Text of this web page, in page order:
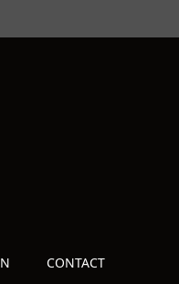
CONTACT